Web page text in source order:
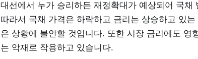
대선에서 누가 승리하든 재정확대가 예상되어 국
따라서 국채 가격은 하락하고 금리는 상승하고 있
은 상황에 불안할 것입니다. 또한 시장 금리에도 영
는 악재로 작용하고 있습니다.